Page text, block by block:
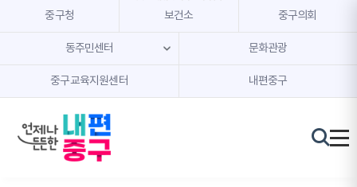
본문 내용 바로가기
주메뉴 바로가기
중구청 보건소 중구의회
동주민센터 문화관광
중구교육지원센터 내편중구